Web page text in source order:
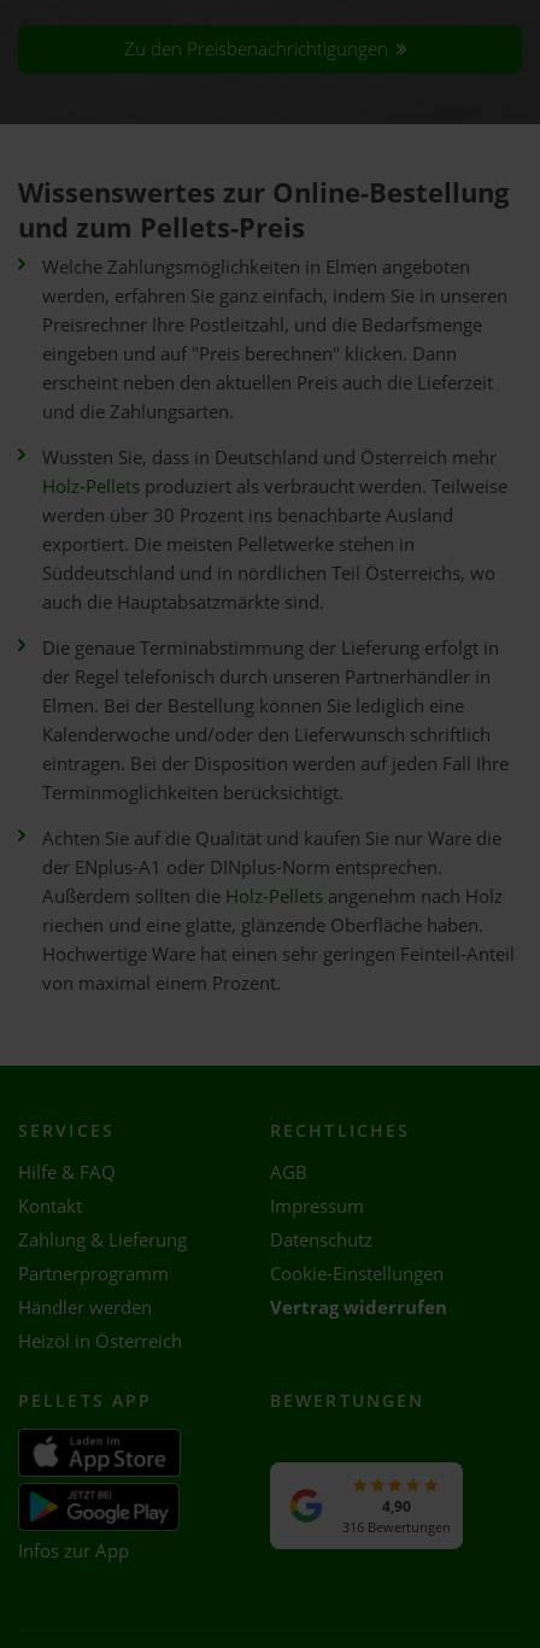
Zu den Preisbenachrichtigungen
Wissenswertes zur Online-Bestellung
und zum Pellets-Preis
Welche Zahlungsmöglichkeiten in Elmen angeboten
werden, erfahren Sie ganz einfach, indem Sie in unseren
Preisrechner Ihre Postleitzahl, und die Bedarfsmenge
eingeben und auf "Preis berechnen" klicken. Dann
erscheint neben den aktuellen Preis auch die Lieferzeit
und die Zahlungsarten.
Wussten Sie, dass in Deutschland und Österreich mehr
Holz-Pellets produziert als verbraucht werden. Teilweise
werden über 30 Prozent ins benachbarte Ausland
exportiert. Die meisten Pelletwerke stehen in
Süddeutschland und in nördlichen Teil Österreichs, wo
auch die Hauptabsatzmärkte sind.
Die genaue Terminabstimmung der Lieferung erfolgt in
der Regel telefonisch durch unseren Partnerhändler in
Elmen. Bei der Bestellung können Sie lediglich eine
Kalenderwoche und/oder den Lieferwunsch schriftlich
eintragen. Bei der Disposition werden auf jeden Fall Ihre
Terminmöglichkeiten berücksichtigt.
Achten Sie auf die Qualität und kaufen Sie nur Ware die
der ENplus-A1 oder DINplus-Norm entsprechen.
Außerdem sollten die Holz-Pellets angenehm nach Holz
riechen und eine glatte, glänzende Oberfläche haben.
Hochwertige Ware hat einen sehr geringen Feinteil-Anteil
von maximal einem Prozent.
SERVICES
Hilfe & FAQ
Kontakt
Zahlung & Lieferung
Partnerprogramm
Händler werden
Heizöl in Österreich
RECHTLICHES
AGB
Impressum
Datenschutz
Cookie-Einstellungen
Vertrag widerrufen
PELLETS APP
Infos zur App
BEWERTUNGEN
4,90
316 Bewertungen